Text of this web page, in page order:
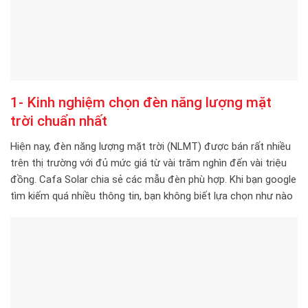
1- Kinh nghiệm chọn đèn năng lượng mặt
trời chuẩn nhất
Hiện nay, đèn năng lượng mặt trời (NLMT) được bán rất nhiều
trên thị trường với đủ mức giá từ vài trăm nghìn đến vài triệu
đồng. Cafa Solar chia sẻ các mẫu đèn phù hợp. Khi bạn google
tìm kiếm quá nhiều thông tin, bạn không biết lựa chọn như nào